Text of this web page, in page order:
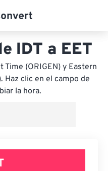
IDT a EET
(ORIGEN) y Eastern
Haz clic en el campo de
la hora.